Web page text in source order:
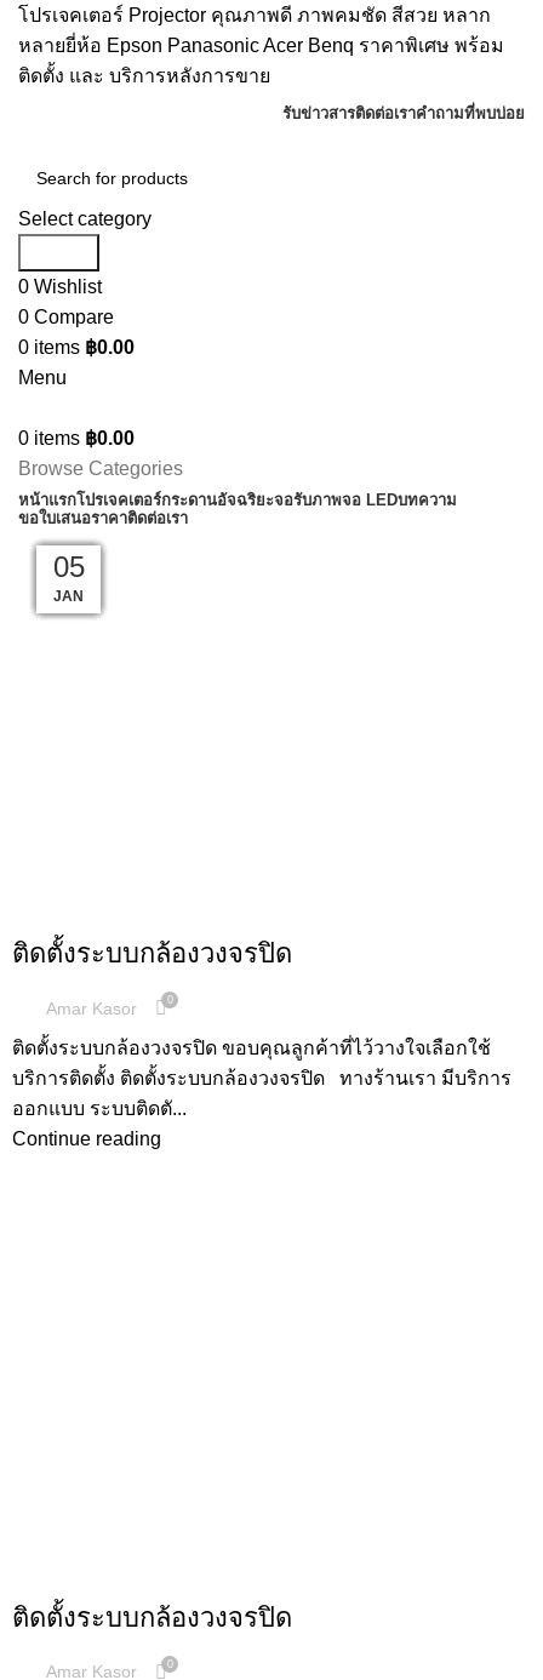
โปรเจคเตอร์ Projector คุณภาพดี ภาพคมชัด สีสวย หลาก
หลายยี่ห้อ Epson Panasonic Acer Benq ราคาพิเศษ พร้อม
ติดตั้ง และ บริการหลังการขาย
รับข่าวสารติดต่อเราคำถามที่พบบ่อย
Select category
0 Wishlist
0 Compare
0 items ฿0.00
Menu
0 items ฿0.00
Browse Categories
หน้าแรกโปรเจคเตอร์กระดานอัจฉริยะจอรับภาพจอ LEDบทความ
ขอใบเสนอราคาติดต่อเรา
15
JAN
ติดตั้งระบบกล้องวงจรปิด
Amar Kasor 0
ติดตั้งระบบกล้องวงจรปิด ขอบคุณลูกค้าที่ไว้วางใจเลือกใช้
บริการติดตั้ง ติดตั้งระบบกล้องวงจรปิด ทางร้านเรา มีบริการ
ออกแบบ ระบบติดตั...
Continue reading
11
JAN
ติดตั้งระบบกล้องวงจรปิด
Amar Kasor 0
10
JAN
10
JAN
10
JAN
10
JAN
10
JAN
09
JAN
09
JAN
05
JAN